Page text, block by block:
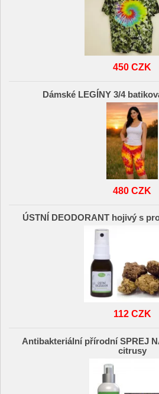
450 CZK
Dámské LEGÍNY 3/4
480 CZK
ÚSTNÍ DEODORANT hojivý s
112 CZK
Antibakteriální přírodní SPREJ
citrusy